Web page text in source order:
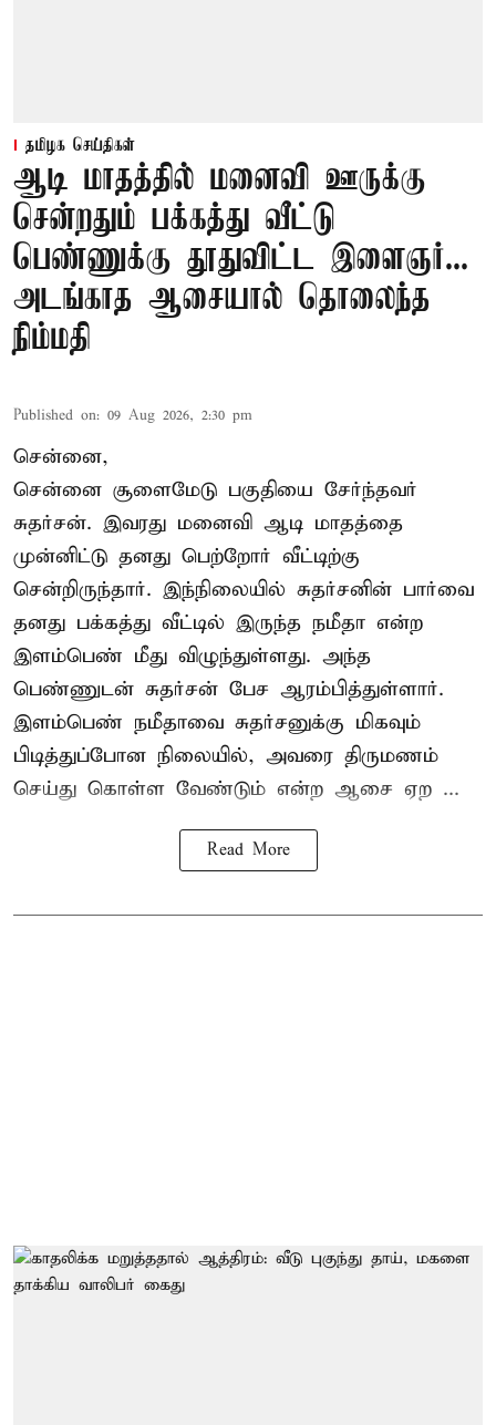
தமிழக செய்திகள்
ஆடி மாதத்தில் மனைவி ஊருக்கு
சென்றதும் பக்கத்து வீட்டு
பெண்ணுக்கு தூதுவிட்ட இளைஞர்...
அடங்காத ஆசையால் தொலைந்த
நிம்மதி
Published on: 09 Aug 2026, 2:30 pm
சென்னை,
சென்னை சூளைமேடு பகுதியை சேர்ந்தவர்
சுதர்சன். இவரது மனைவி ஆடி மாதத்தை
முன்னிட்டு தனது பெற்றோர் வீட்டிற்கு
சென்றிருந்தார். இந்நிலையில் சுதர்சனின் பார்வை
தனது பக்கத்து வீட்டில் இருந்த நமீதா என்ற
இளம்பெண் மீது விழுந்துள்ளது. அந்த
பெண்ணுடன் சுதர்சன் பேச ஆரம்பித்துள்ளார்.
இளம்பெண் நமீதாவை சுதர்சனுக்கு மிகவும்
பிடித்துப்போன நிலையில், அவரை திருமணம்
செய்து கொள்ள வேண்டும் என்ற ஆசை ஏற ...
Read More